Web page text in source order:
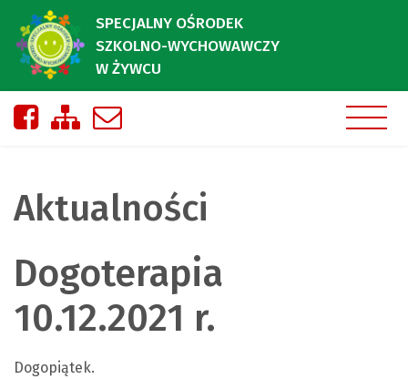
SPECJALNY OŚRODEK
SZKOLNO-WYCHOWAWCZY
W ŻYWCU
Nasza strona na Facebooku
Zobacz mapę strony
Aktualności
Dogoterapia
10.12.2021 r.
Dogopiątek.